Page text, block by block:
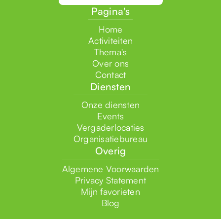
Pagina's
Home
Activiteiten
Thema's
Over ons
Contact
Diensten
Onze diensten
Events
Vergaderlocaties
Organisatiebureau
Overig
Algemene Voorwaarden
Privacy Statement
Mijn favorieten
Blog